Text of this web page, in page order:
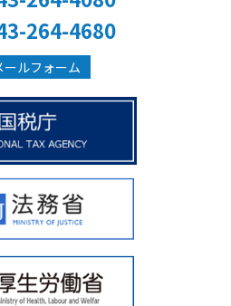
264-4680
ールフォーム